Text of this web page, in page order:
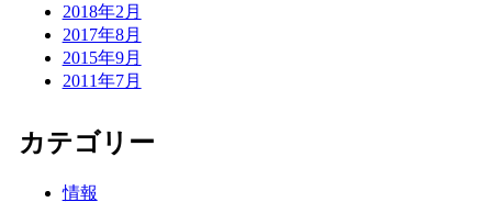
2018年2月
2017年8月
2015年9月
2011年7月
カテゴリー
情報